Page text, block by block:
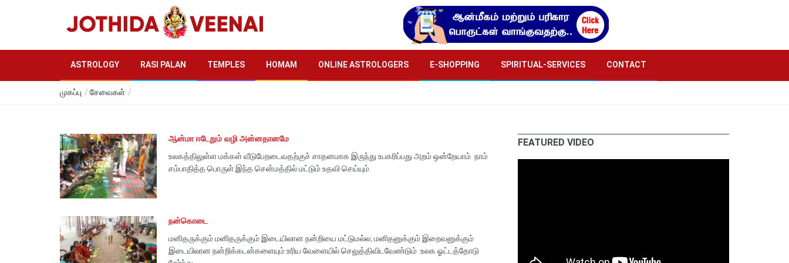
ASTROLOGY RASI PALAN TEMPLES HOMAM ONLINE ASTROLOGERS E-SHOPPING SPIRITUAL-SERVICES CONTACT
முகப்பு / சேவைகள் /
ஆன்மா ஈடேறும் வழி அன்னதானமே
உலகத்திலுள்ள மக்கள் வீடுபேறடைவதற்குச் சாதனமாக இருந்து உபகரிப்பது அறம் ஒன்றேயாம். நாம்
சம்பாதித்த பொருள் இந்த சென்மத்தில் மட்டும் உதவி செய்யும்.
நன்கொடை
மனிதருக்கும் மனிதருக்கும் இடையிலான நன்றியை மட்டுமல்ல; மனிதனுக்கும் இறைவனுக்கும்
இடையிலான நன்றிக்கடன்களையும் உரிய வேளையில் செலுத்திவிடவேண்டும். உலக ஓட்டத்தோடு
FEATURED VIDEO